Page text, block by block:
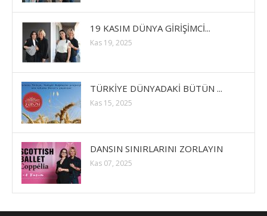
19 KASIM DÜNYA GİRİŞİMCİ...
Kas 19, 2025
TÜRKİYE DÜNYADAKİ BÜTÜN ...
Kas 15, 2025
DANSIN SINIRLARINI ZORLAYIN
Kas 07, 2025